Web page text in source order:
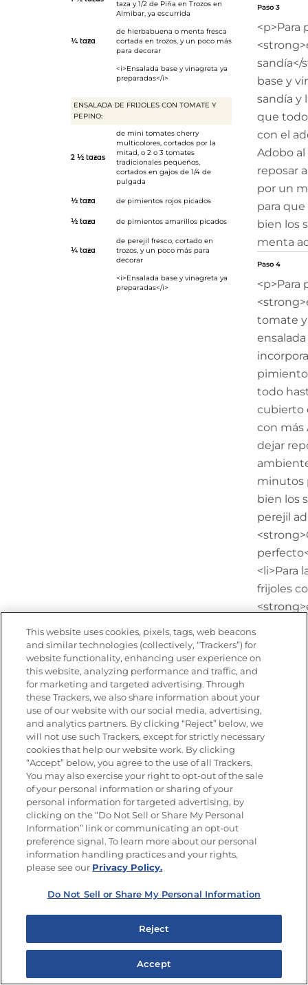
taza y 1/2 de Piña en Trozos en
Almibar, ya escurrida
¼ taza
de hierbabuena o menta fresca
cortada en trozos, y un poco más
para decorar
<i>Ensalada base y vinagreta ya
preparadas</i>
ENSALADA DE FRIJOLES CON TOMATE Y
PEPINO:
2 ½ tazas
de mini tomates cherry
multicolores, cortados por la
mitad, o 2 o 3 tomates
tradicionales pequeños,
cortados en gajos de 1/4 de
pulgada
½ taza de pimientos rojos picados
½ taza de pimientos amarillos picados
¼ taza
de perejil fresco, cortado en
trozos, y un poco más para
decorar
<i>Ensalada base y vinagreta ya
preparadas</i>
Paso 3
<p>Para
sandía</
base y
sandía y
que
con el
Adobo al
reposar
por un
para
bien los
menta
Paso 4
<p>Para
tomate y
todo
cubierto
con más
dejar
minutos
bien los
perejil
<li>Para
frijoles
peas-
GOYA®
beans-
GOYA® y
This website uses cookies, pixels, tags, web beacons
and similar technologies (collectively, “Trackers”) for
website functionality, enhancing user experience on
this website, analyzing performance and traffic, and
for marketing and targeted advertising. Through
these Trackers, we also share information about your
use of our website with our social media, advertising,
and analytics partners. By clicking “Reject” below, we
will not use such Trackers, except for strictly necessary
cookies that help our website work. By clicking
“Accept” below, you agree to the use of all Trackers.
You may also exercise your right to opt-out of the sale
of your personal information or sharing of your
personal information for targeted advertising, by
clicking on the “Do Not Sell or Share My Personal
Information” link or communicating an opt-out
preference signal. To learn more about our personal
information handling practices and your rights,
please see our Privacy Policy.
Do Not Sell or Share My Personal Information
Reject
Accept